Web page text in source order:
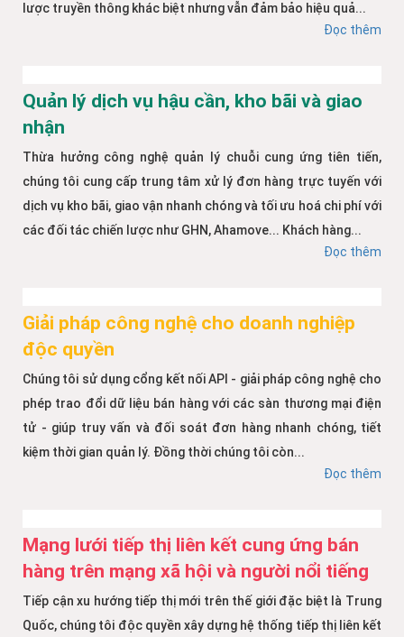
lược truyền thông khác biệt nhưng vẫn đảm bảo hiệu quả...
Đọc thêm
Quản lý dịch vụ hậu cần, kho bãi và giao
nhận
Thừa hưởng công nghệ quản lý chuỗi cung ứng tiên tiến,
chúng tôi cung cấp trung tâm xử lý đơn hàng trực tuyến với
dịch vụ kho bãi, giao vận nhanh chóng và tối ưu hoá chi phí với
các đối tác chiến lược như GHN, Ahamove... Khách hàng...
Đọc thêm
Giải pháp công nghệ cho doanh nghiệp
độc quyền
Chúng tôi sử dụng cổng kết nối API - giải pháp công nghệ cho
phép trao đổi dữ liệu bán hàng với các sàn thương mại điện
tử - giúp truy vấn và đối soát đơn hàng nhanh chóng, tiết
kiệm thời gian quản lý. Đồng thời chúng tôi còn...
Đọc thêm
Mạng lưới tiếp thị liên kết cung ứng bán
hàng trên mạng xã hội và người nổi tiếng
Tiếp cận xu hướng tiếp thị mới trên thế giới đặc biệt là Trung
Quốc, chúng tôi độc quyền xây dựng hệ thống tiếp thị liên kết